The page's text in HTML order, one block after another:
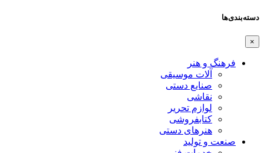
دسته‌بندی‌ها
×
فرهنگ و هنر
آلات موسیقی
صنایع دستی
نقاشی
لوازم تحریر
کتابفروشی
هنرهای دستی
صنعت و تولید